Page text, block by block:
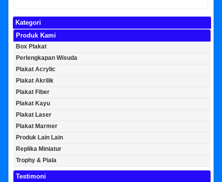
Kategori
Produk Kami
Box Plakat
Perlengkapan Wisuda
Plakat Acrylic
Plakat Akrilik
Plakat Fiber
Plakat Kayu
Plakat Laser
Plakat Marmer
Produk Lain Lain
Replika Miniatur
Trophy & Piala
Testimoni